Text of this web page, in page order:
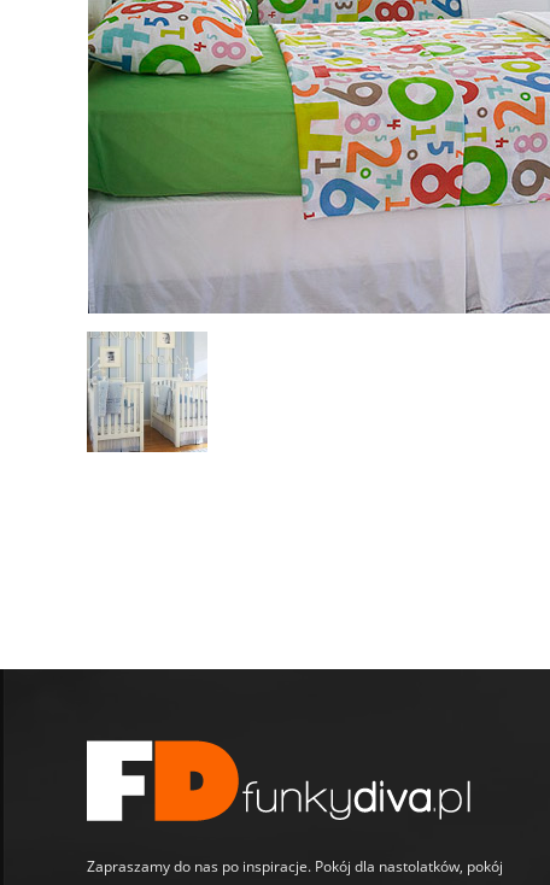
Zapraszamy do nas po inspiracje. Pokój dla nastolatków, pokój